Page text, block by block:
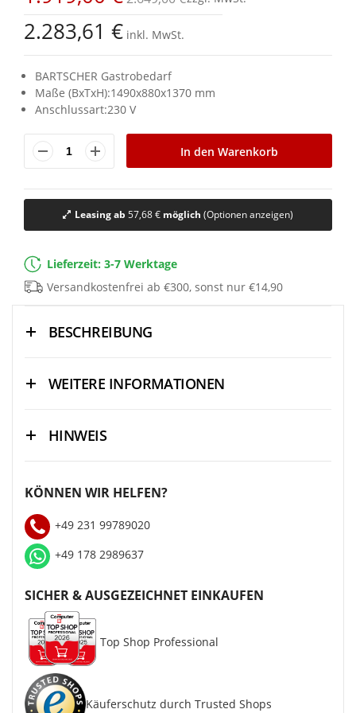
2.283,61 € inkl. MwSt.
BARTSCHER Gastrobedarf
Maße (BxTxH):1490x880x1370 mm
Anschlussart:230 V
In den Warenkorb
Leasing ab 57,68 € möglich (Optionen anzeigen)
Lieferzeit: 3-7 Werktage
Versandkostenfrei ab €300, sonst nur €14,90
BESCHREIBUNG
WEITERE INFORMATIONEN
HINWEIS
KÖNNEN WIR HELFEN?
+49 231 99789020
+49 178 2989637
SICHER & AUSGEZEICHNET EINKAUFEN
Top Shop Professional
Käuferschutz durch Trusted Shops